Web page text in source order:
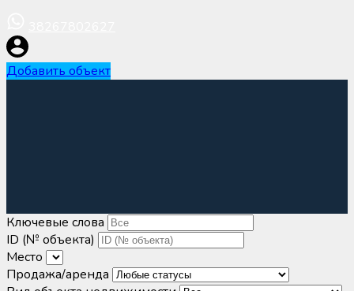
Добавить объект
Ключевые слова
ID (№ объекта)
Место
Продажа/аренда